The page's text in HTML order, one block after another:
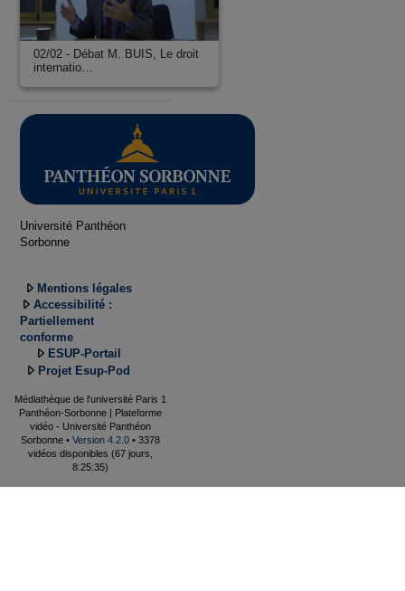
02/02 - Débat M. BUIS, Le droit
internatio…
Université Panthéon
Sorbonne
Mentions légales
Accessibilité :
Partiellement
conforme
ESUP-Portail
Projet Esup-Pod
Médiathèque de l'université Paris 1
Panthéon-Sorbonne | Plateforme
vidéo - Université Panthéon
Sorbonne • Version 4.2.0 • 3378
vidéos disponibles (67 jours,
8:25:35)